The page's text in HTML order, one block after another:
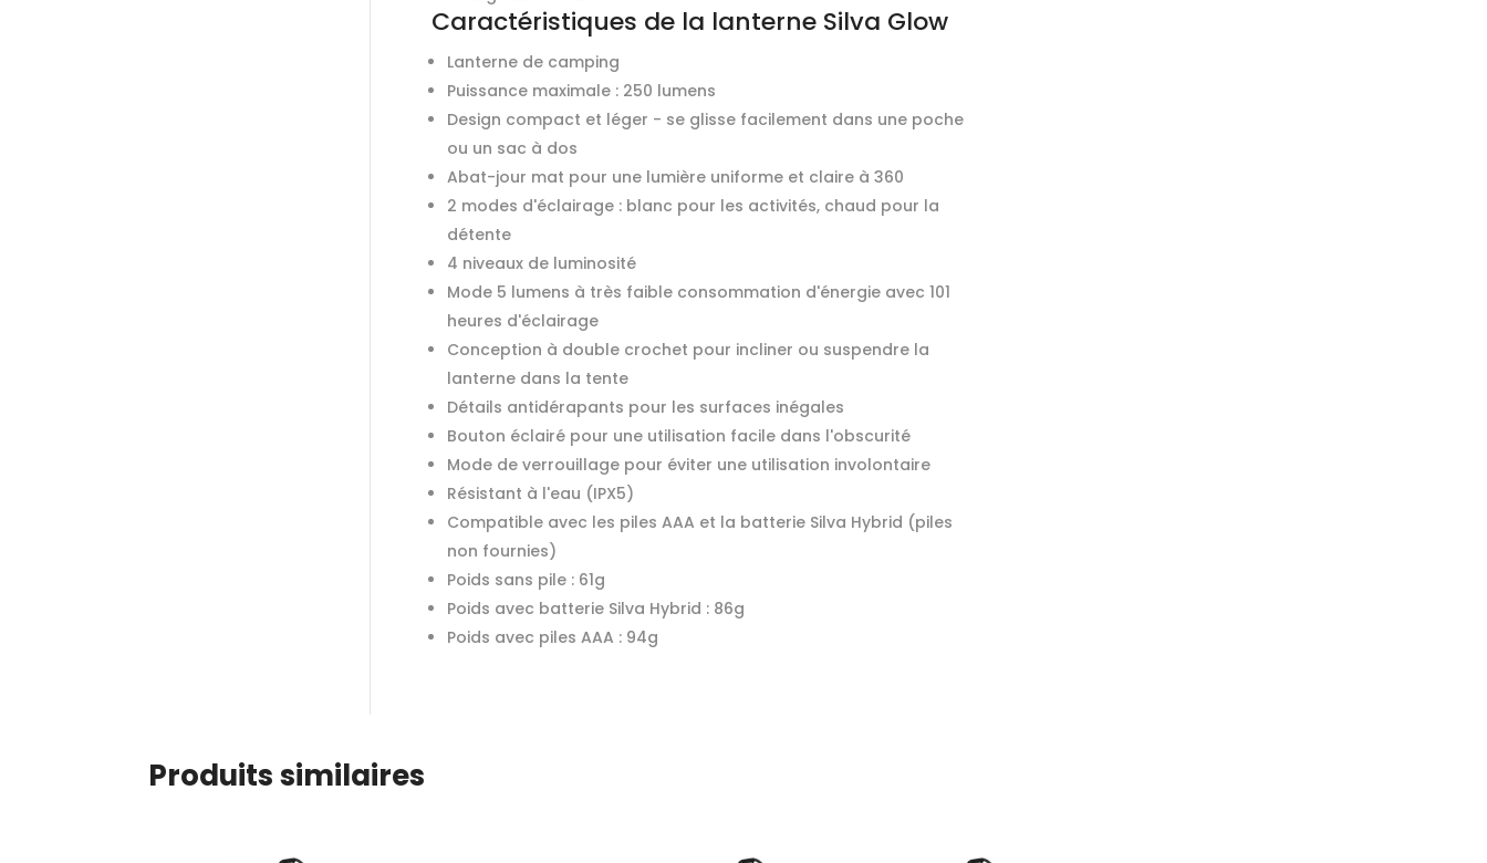
Caractéristiques de la lanterne Silva Glow
Lanterne de camping
Puissance maximale : 250 lumens
Design compact et léger - se glisse facilement dans une poche
ou un sac à dos
Abat-jour mat pour une lumière uniforme et claire à 360
2 modes d'éclairage : blanc pour les activités, chaud pour la
détente
4 niveaux de luminosité
Mode 5 lumens à très faible consommation d'énergie avec 101
heures d'éclairage
Conception à double crochet pour incliner ou suspendre la
lanterne dans la tente
Détails antidérapants pour les surfaces inégales
Bouton éclairé pour une utilisation facile dans l'obscurité
Mode de verrouillage pour éviter une utilisation involontaire
Résistant à l'eau (IPX5)
Compatible avec les piles AAA et la batterie Silva Hybrid (piles
non fournies)
Poids sans pile : 61g
Poids avec batterie Silva Hybrid : 86g
Poids avec piles AAA : 94g
Produits similaires